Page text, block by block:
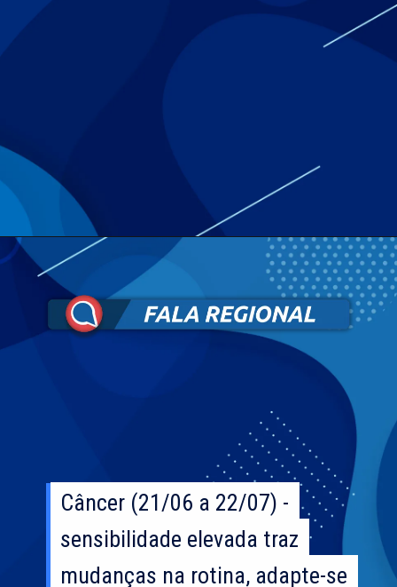
Câncer (21/06 a 22/07) -
sensibilidade elevada traz
mudanças na rotina, adapte-se
Câncer (21/06 a 22/07) -
sensibilidade elevada traz
mudanças na rotina, adapte-se